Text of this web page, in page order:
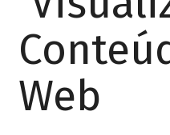
Web